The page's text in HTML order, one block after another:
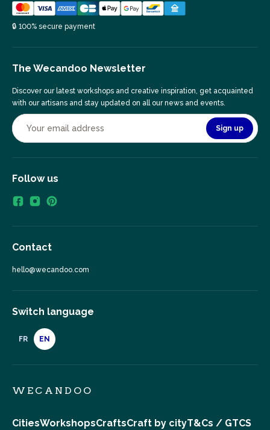
🔒 100% secure payment
The Wecandoo Newsletter
Discover our latest workshops and creative inspiration, get acquainted
with our artisans and stay updated on all our news and events.
Sign up
Follow us
Contact
hello@wecandoo.com
Switch language
FR EN
WECANDOO
CitiesWorkshopsCraftsCraft by cityT&Cs / GTCS